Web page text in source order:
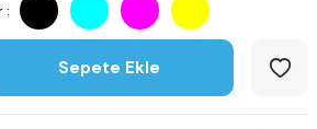
:
Sepete Ekle